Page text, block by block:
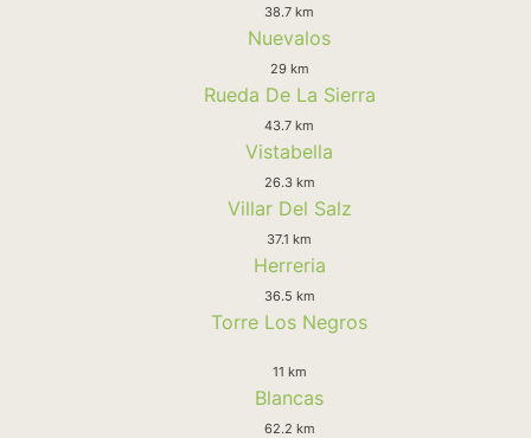
38.7 km
Nuevalos
29 km
Rueda De La Sierra
43.7 km
Vistabella
26.3 km
Villar Del Salz
37.1 km
Herreria
36.5 km
Torre Los Negros
11 km
Blancas
62.2 km